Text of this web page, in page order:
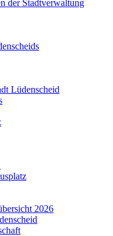
der Stadtverwaltung
Lüdenscheid
2026